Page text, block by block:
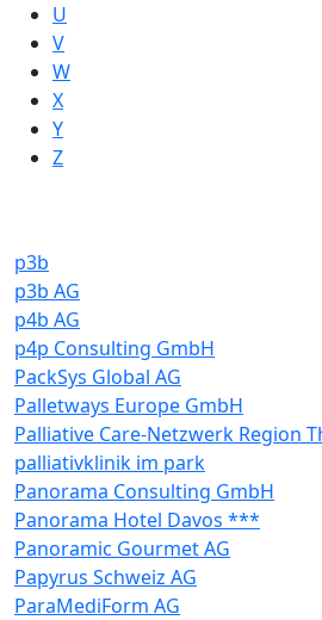
U
V
W
X
Y
Z
p3b
p3b AG
p4b AG
p4p Consulting GmbH
PackSys Global AG
Palletways Europe GmbH
Palliative Care-Netzwerk Region
palliativklinik im park
Panorama Consulting GmbH
Panorama Hotel Davos ***
Panoramic Gourmet AG
Papyrus Schweiz AG
ParaMediForm AG